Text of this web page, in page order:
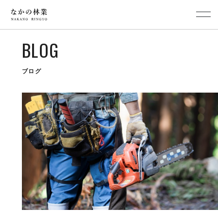
BLOG
ブログ